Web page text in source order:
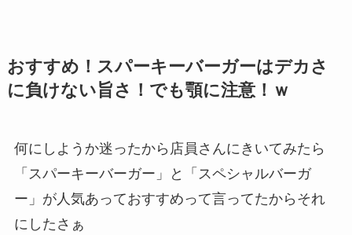
おすすめ！スパーキーバーガーはデカさ
に負けない旨さ！でも顎に注意！ｗ
何にしようか迷ったから店員さんにきいてみたら
「スパーキーバーガー」と「スペシャルバーガ
ー」が人気あっておすすめって言ってたからそれ
にしたさぁ